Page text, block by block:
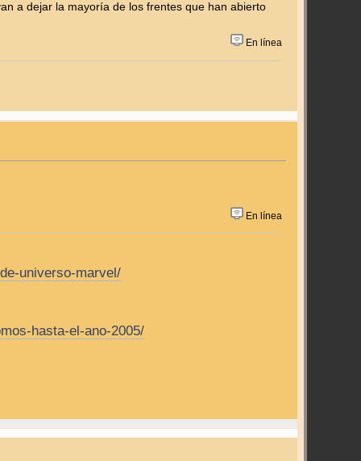
a dejar la mayoría de los frentes que han abierto
En línea
En línea
universo-marvel/
hasta-el-ano-2005/